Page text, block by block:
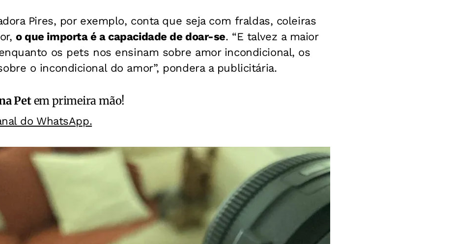
Pires, por exemplo, conta que seja com fraldas, coleiras
o que importa é a capacidade de doar-se. “E talvez a maior
os pets nos ensinam sobre amor incondicional, os
o incondicional do amor”, pondera a publicitária.
Petem primeira mão!
do WhatsApp.